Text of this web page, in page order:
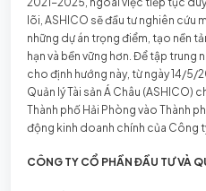
lõi, ASHICO sẽ đầu tư nghiên cứu
những dự án trọng điểm, tạo nền
hạn và bền vững hơn. Để tập trung
cho định hướng này, từ ngày 14/5/
Quản lý Tài sản Á Châu (ASHICO)
Thành phố Hải Phòng vào Thành
động kinh doanh chính của Công
CÔNG TY CỔ PHẦN ĐẦU TƯ VÀ